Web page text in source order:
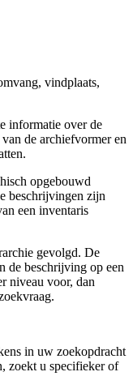
vindplaats,
informatie over de
de archiefvormer en
opgebouwd
beschrijvingen zijn
een inventaris
gevolgd. De
de beschrijving op een
niveau voor, dan
in uw zoekopdracht
zoekt u specifieker of